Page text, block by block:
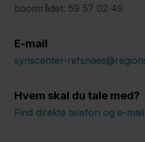
boområdet: 59 57 02 49
E-mail
synscenter-
Hvem skal du tale med?
Find direkte telefon og e-